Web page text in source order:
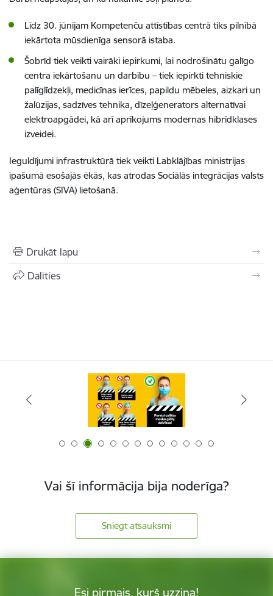
Līdz 30. jūnijam Kompetenču attīstības centrā tiks pilnībā
iekārtota mūsdienīga sensorā istaba.
Šobrīd tiek veikti vairāki iepirkumi, lai nodrošinātu galīgo
centra iekārtošanu un darbību – tiek iepirkti tehniskie
palīglīdzekļi, medicīnas ierīces, papildu mēbeles, aizkari un
žalūzijas, sadzīves tehnika, dīzeļģenerators alternatīvai
elektroapgādei, kā arī aprīkojums modernas hibrīdklases
izveidei.
Ieguldījumi infrastruktūrā tiek veikti Labklājības ministrijas
īpašumā esošajās ēkās, kas atrodas Sociālās integrācijas valsts
aģentūras (SIVA) lietošanā.
Drukāt lapu
Dalīties
Vai šī informācija bija noderīga?
Sniegt atsauksmi
Esi pirmais, kurš uzzina!